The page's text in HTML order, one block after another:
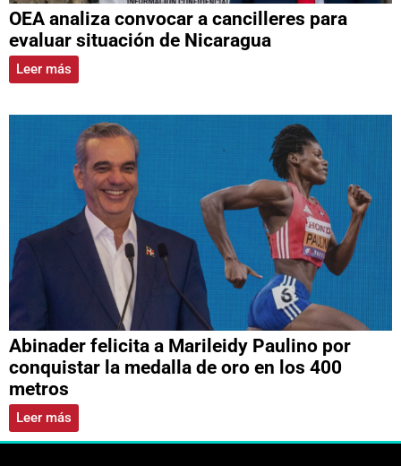
OEA analiza convocar a cancilleres para
evaluar situación de Nicaragua
Leer más
Abinader felicita a Marileidy Paulino por
conquistar la medalla de oro en los 400
metros
Leer más